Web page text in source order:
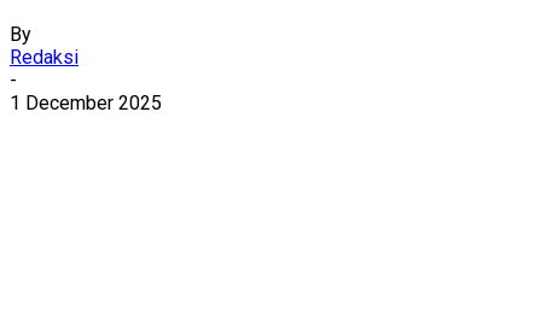
By
Redaksi
-
1 December 2025